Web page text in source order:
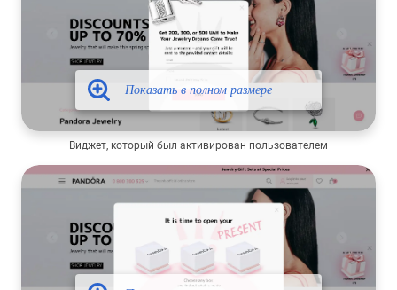
Виджет, который был активирован пользователем